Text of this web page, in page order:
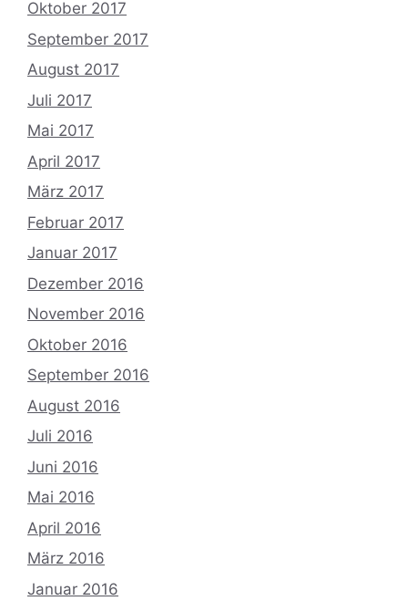
Oktober 2017
September 2017
August 2017
Juli 2017
Mai 2017
April 2017
März 2017
Februar 2017
Januar 2017
Dezember 2016
November 2016
Oktober 2016
September 2016
August 2016
Juli 2016
Juni 2016
Mai 2016
April 2016
März 2016
Januar 2016